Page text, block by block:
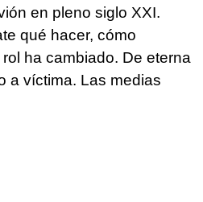
en pleno siglo XXI.
qué hacer, cómo
ha cambiado. De eterna
a víctima. Las medias